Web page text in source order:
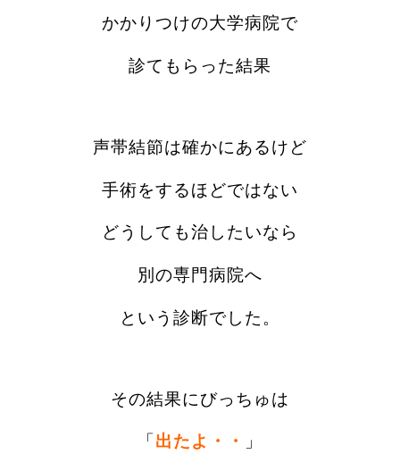
かかりつけの大学病院で
診てもらった結果
声帯結節は確かにあるけど
手術をするほどではない
どうしても治したいなら
別の専門病院へ
という診断でした。
その結果にびっちゅは
「 出たよ・・ 」